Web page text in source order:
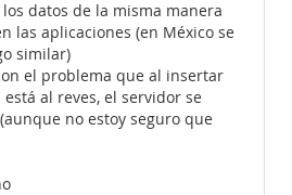
datos de la misma manera
las aplicaciones (en México se
similar)
el problema que al insertar
al reves, el servidor se
no estoy seguro que